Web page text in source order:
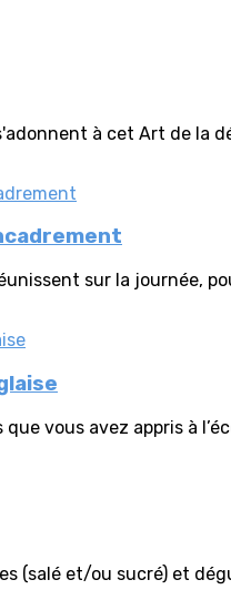
à cet Art de la
sur la journée,
que vous avez appris à
(salé et/ou sucré) et